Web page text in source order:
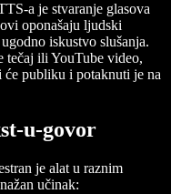
a je stvaranje glasova
oponašaju ljudski
iskustvo slušanja.
tečaj ili YouTube video,
publiku i potaknuti je na
u-govor
je alat u raznim
učinak: